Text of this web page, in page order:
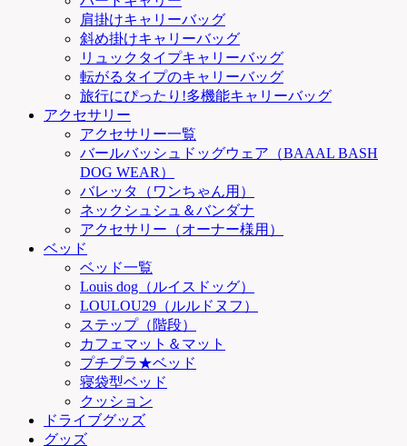
肩掛けキャリーバッグ
斜め掛けキャリーバッグ
リュックタイプキャリーバッグ
転がるタイプのキャリーバッグ
旅行にぴったり!多機能キャリーバッグ
アクセサリー
アクセサリー一覧
バールバッシュドッグウェア（BAAAL BASH
DOG WEAR）
バレッタ（ワンちゃん用）
ネックシュシュ＆バンダナ
アクセサリー（オーナー様用）
ベッド
ベッド一覧
Louis dog（ルイスドッグ）
LOULOU29（ルルドヌフ）
ステップ（階段）
カフェマット＆マット
プチプラ★ベッド
寝袋型ベッド
クッション
ドライブグッズ
グッズ